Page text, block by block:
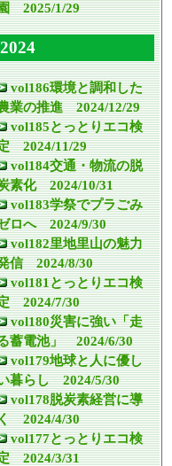
2025/1/29
2024
vol186環境と調和した
業の推進 2024/12/29
vol185とっとりエコ検
2024/11/29
vol184交通・物流の脱
素化 2024/10/31
vol183学祭でプラごみ
ロへ 2024/9/30
vol182里地里山の魅力
信 2024/8/30
vol181とっとりエコ検
2024/7/30
vol180災害に強い「走
蓄電池」 2024/6/30
vol179地球と人に優し
暮らし 2024/5/30
vol178脱炭素経営に導
2024/4/30
vol177とっとりエコ検
2024/3/31